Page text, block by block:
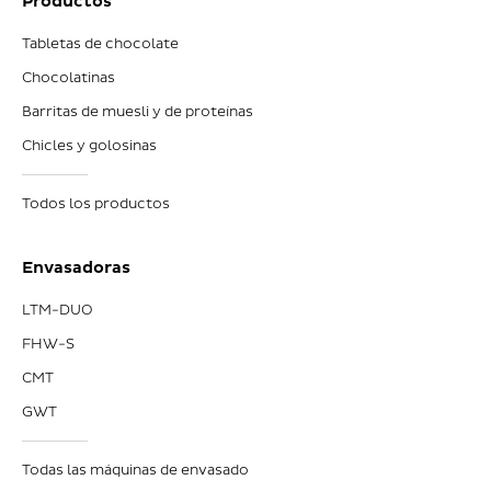
Tabletas de chocolate
Chocolatinas
Barritas de muesli y de proteínas
Chicles y golosinas
Todos los productos
Envasadoras
LTM-DUO
FHW-S
CMT
GWT
Todas las máquinas de envasado